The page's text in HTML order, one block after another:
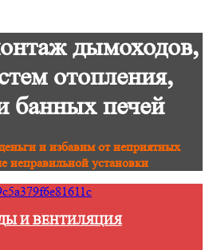
дымоходов,
отопления,
банных печей
и избавим от неприятных
неправильной установки
И ВЕНТИЛЯЦИЯ